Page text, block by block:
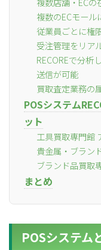
複数のECモー
従業員ごとに権
受注管理をリア
RECOREで分析
送信が可能
買取査定業務の
POSシステム
ット
工具買取専門館
貴金属・ブラン
ブランド品買取
まとめ
POSシステム